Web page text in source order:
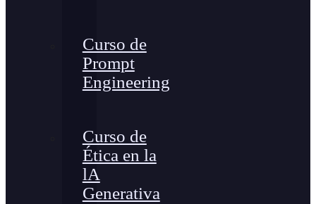
Curso de
Prompt
Engineering
Curso de
Ética en la
lA
Generativa